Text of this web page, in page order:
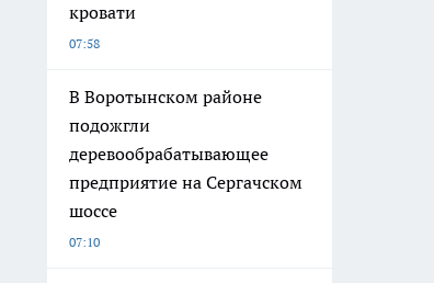
кровати
07:58
В Воротынском районе
подожгли
деревообрабатывающее
предприятие на Сергачском
шоссе
07:10